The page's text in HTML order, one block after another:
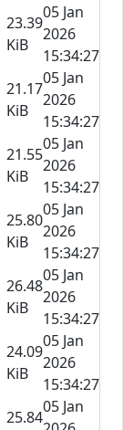
23.39
KiB
05 Jan
2026
15:34:27
21.17
KiB
05 Jan
2026
15:34:27
21.55
KiB
05 Jan
2026
15:34:27
25.80
KiB
05 Jan
2026
15:34:27
26.48
KiB
05 Jan
2026
15:34:27
24.09
KiB
05 Jan
2026
15:34:27
25.84
05 Jan